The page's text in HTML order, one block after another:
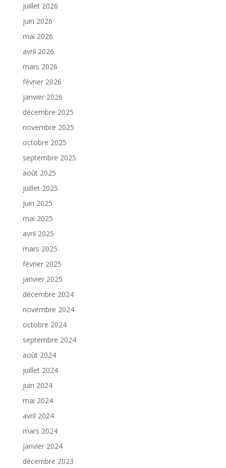
juillet 2026
juin 2026
mai 2026
avril 2026
mars 2026
février 2026
janvier 2026
décembre 2025
novembre 2025
octobre 2025
septembre 2025
août 2025
juillet 2025
juin 2025
mai 2025
avril 2025
mars 2025
février 2025
janvier 2025
décembre 2024
novembre 2024
octobre 2024
septembre 2024
août 2024
juillet 2024
juin 2024
mai 2024
avril 2024
mars 2024
janvier 2024
décembre 2023